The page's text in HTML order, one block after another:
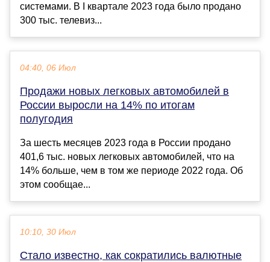
системами. В I квартале 2023 года было продано
300 тыс. телевиз...
04:40, 06 Июл
Продажи новых легковых автомобилей в
России выросли на 14% по итогам
полугодия
За шесть месяцев 2023 года в России продано
401,6 тыс. новых легковых автомобилей, что на
14% больше, чем в том же периоде 2022 года. Об
этом сообщае...
10:10, 30 Июл
Стало известно, как сократились валютные